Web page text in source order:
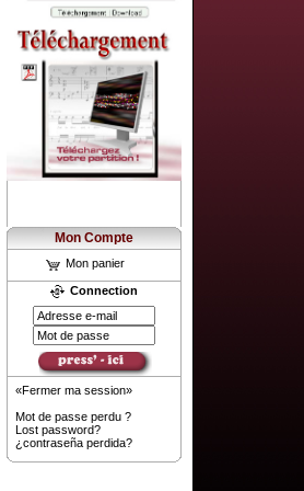
Mon Compte
Mon panier
Connection
«Fermer ma session»
Mot de passe perdu ?
Lost password?
¿contraseña perdida?